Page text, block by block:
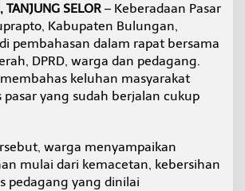
r
g
a
M
i
n
t
g
e
r
SELOR – Keberadaan Pasar
Kabupaten Bulungan,
pembahasan dalam rapat bersama
DPRD, warga dan pedagang.
keluhan masyarakat
yang sudah berjalan cukup
warga menyampaikan
mulai dari kemacetan, kebersihan
pedagang yang dinilai